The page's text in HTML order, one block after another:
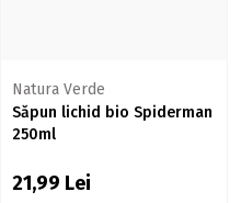
Natura Verde
Săpun lichid bio Spiderman
250ml
21,99 Lei